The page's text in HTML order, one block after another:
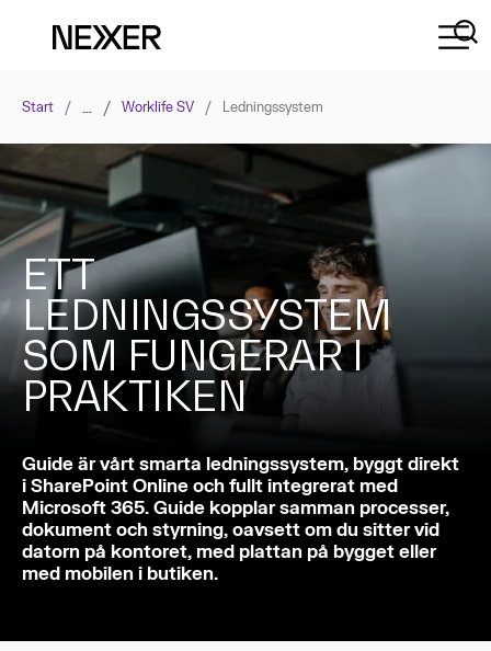
Start / … / Worklife SV / Ledningssystem
ETT
LEDNINGSSYSTEM
SOM FUNGERAR I
PRAKTIKEN
Guide är vårt smarta ledningssystem, byggt direkt
i SharePoint Online och fullt integrerat med
Microsoft 365. Guide kopplar samman processer,
dokument och styrning, oavsett om du sitter vid
datorn på kontoret, med plattan på bygget eller
med mobilen i butiken.